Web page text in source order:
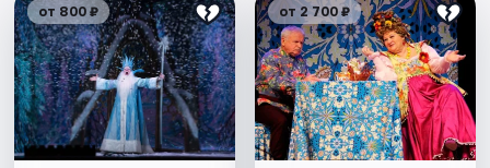
от 800 ₽ от 2 700 ₽